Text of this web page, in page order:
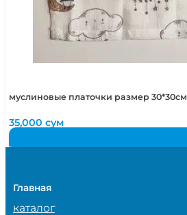
муслиновые платочки размер 30*30см
35,000сум
Главная
каталог